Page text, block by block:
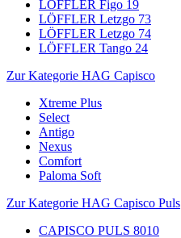
LÖFFLER Figo 19
LÖFFLER Letzgo 73
LÖFFLER Letzgo 74
LÖFFLER Tango 24
Zur Kategorie HAG Capisco
Xtreme Plus
Select
Antigo
Nexus
Comfort
Paloma Soft
Zur Kategorie HAG Capisco Puls
CAPISCO PULS 8010